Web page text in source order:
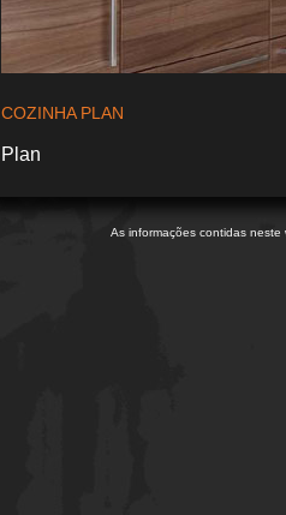
COZINHA PLAN
Plan
As informações contidas